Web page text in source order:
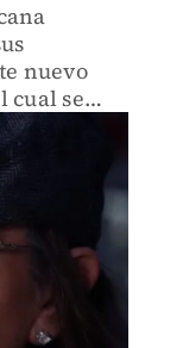
nuevo
cual se